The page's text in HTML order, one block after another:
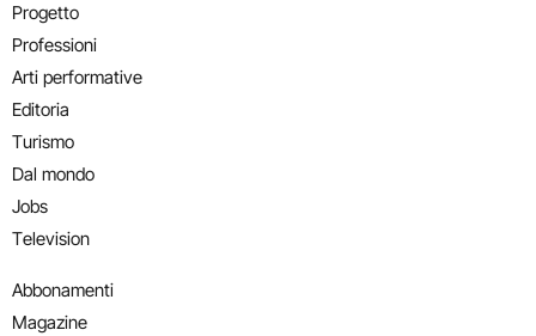
Progetto
Professioni
Arti performative
Editoria
Turismo
Dal mondo
Jobs
Television
Abbonamenti
Magazine